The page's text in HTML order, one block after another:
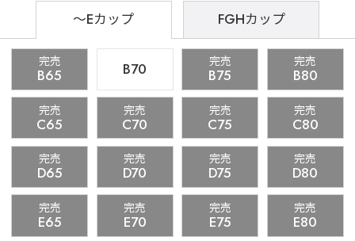
～Eカップ
FGHカップ
完売
B65 B70 完売
B75
完売
B80
完売
C65
完売
C70
完売
C75
完売
C80
完売
D65
完売
D70
完売
D75
完売
D80
完売
E65
完売
E70
完売
E75
完売
E80